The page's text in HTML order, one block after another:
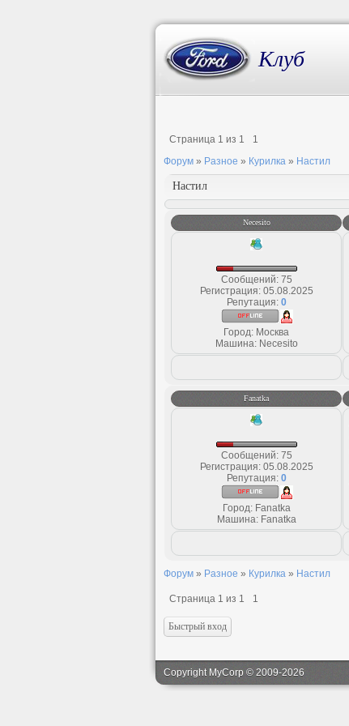
Клуб
Страница 1 из 1
1
Форум » Разное » Курилка » Настил
Настил
Necesito
Сообщений: 75
Регистрация: 05.08.2025
Репутация: 0
Город: Москва
Машина: Necesito
Fanatka
Сообщений: 75
Регистрация: 05.08.2025
Репутация: 0
Город: Fanatka
Машина: Fanatka
Форум » Разное » Курилка » Настил
Страница 1 из 1 1
Copyright MyCorp © 2009-2026